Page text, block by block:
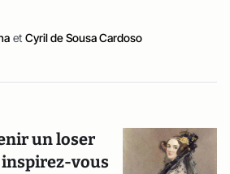
et Cyril de Sousa Cardoso
un loser
vous